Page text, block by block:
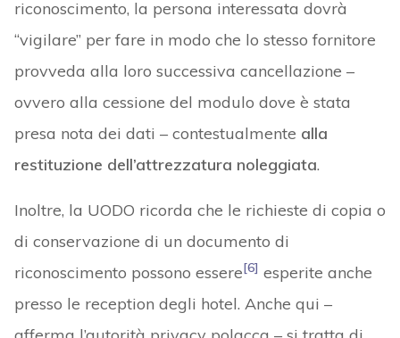
riconoscimento, la persona interessata dovrà
“vigilare” per fare in modo che lo stesso fornitore
provveda alla loro successiva cancellazione –
ovvero alla cessione del modulo dove è stata
presa nota dei dati – contestualmente alla
restituzione dell’attrezzatura noleggiata.
Inoltre, la UODO ricorda che le richieste di copia o
di conservazione di un documento di
riconoscimento possono essere[6] esperite anche
presso le reception degli hotel. Anche qui –